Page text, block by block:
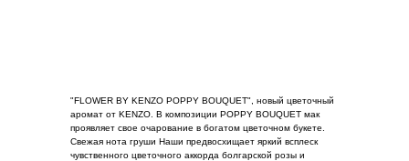
"FLOWER BY KENZO POPPY BOUQUET", новый цветочный
аромат от KENZO. В композиции POPPY BOUQUET мак
проявляет свое очарование в богатом цветочном букете.
Свежая нота груши Наши предвосхищает яркий всплеск
чувственного цветочного аккорда болгарской розы и